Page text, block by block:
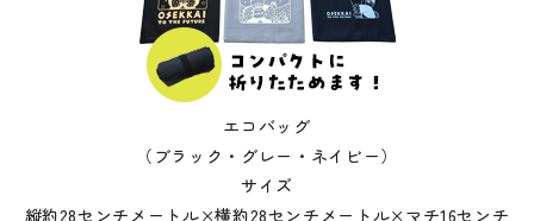
エコバッグ
（ブラック・グレー・ネイビー）
サイズ
縦約28センチメートル×横約28センチメートル×マチ16センチ